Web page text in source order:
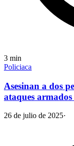
3 min
Policiaca
Asesinan a dos
ataques
26 de julio de 2025·